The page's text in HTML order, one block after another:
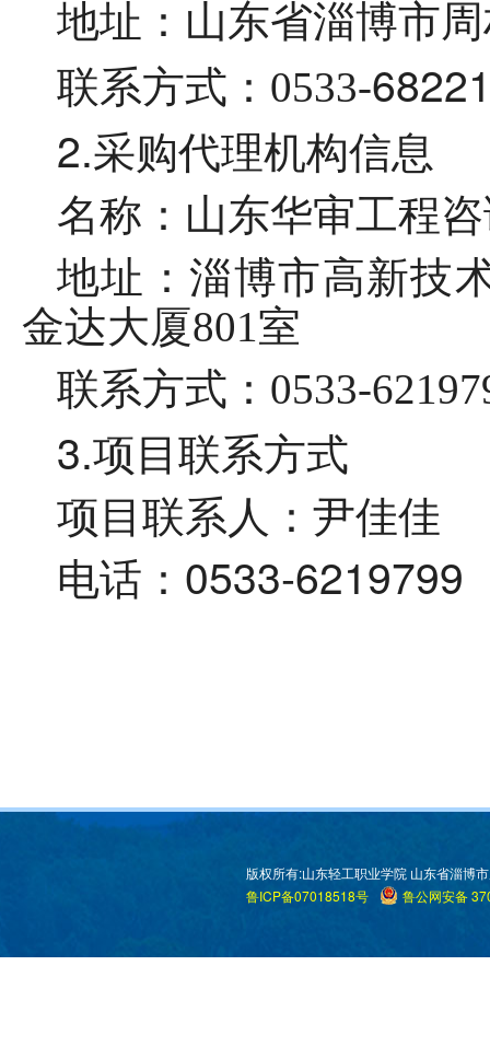
地址：山东省淄博市
联系方式： 0533-
2.采购代理机构信息
名称 ：山东华审工程
地址：淄博市高新技
金达大厦801室
联系方式： 0533-
3.项目联系方式
项目联系人：尹佳佳
电话： 0533-6219799
版权所有:山东轻工职业学院 山东省淄
鲁ICP备07018518号
鲁公网安备